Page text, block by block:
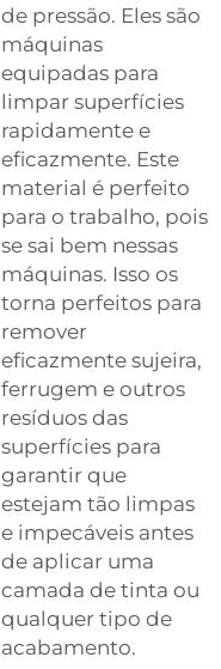
de pressão. Eles são
máquinas
equipadas para
limpar superfícies
rapidamente e
eficazmente. Este
material é perfeito
para o trabalho, pois
se sai bem nessas
máquinas. Isso os
torna perfeitos para
remover
eficazmente sujeira,
ferrugem e outros
resíduos das
superfícies para
garantir que
estejam tão limpas
e impecáveis antes
de aplicar uma
camada de tinta ou
qualquer tipo de
acabamento.